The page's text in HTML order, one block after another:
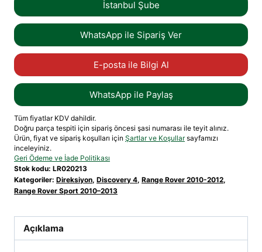
İstanbul Şube
WhatsApp ile Sipariş Ver
E-posta ile Bilgi Al
WhatsApp ile Paylaş
Tüm fiyatlar KDV dahildir.
Doğru parça tespiti için sipariş öncesi şasi numarası ile teyit alınız.
Ürün, fiyat ve sipariş koşulları için Şartlar ve Koşullarsayfamızı
inceleyiniz.
Geri Ödeme ve İade Politikası
Stok kodu: LR020213
Kategoriler: Direksiyon, Discovery 4, Range Rover 2010-2012,
Range Rover Sport 2010–2013
Açıklama